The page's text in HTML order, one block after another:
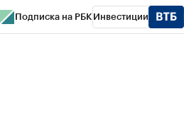
Подписка на РБК Инвестиции